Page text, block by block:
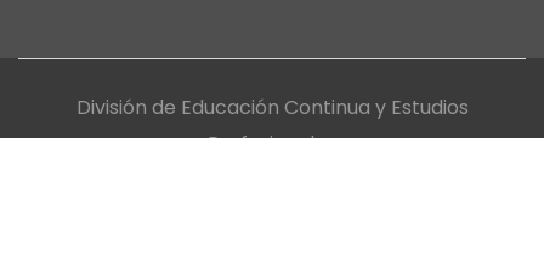
División de Educación Continua y Estudios
Profesionales